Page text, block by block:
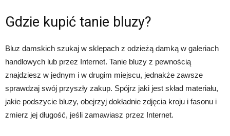
Gdzie kupić tanie bluzy?
Bluz damskich szukaj w sklepach z odzieżą damką w galeriach
handlowych lub przez Internet. Tanie bluzy z pewnością
znajdziesz w jednym i w drugim miejscu, jednakże zawsze
sprawdzaj swój przyszły zakup. Spójrz jaki jest skład materiału,
jakie podszycie bluzy, obejrzyj dokładnie zdjęcia kroju i fasonu i
zmierz jej długość, jeśli zamawiasz przez Internet.